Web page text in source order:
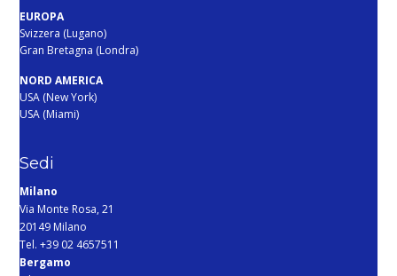
EUROPA
Svizzera (Lugano)
Gran Bretagna (Londra)
NORD AMERICA
USA (New York)
USA (Miami)
Sedi
Milano
Via Monte Rosa, 21
20149 Milano
Tel. +39 02 4657511
Bergamo